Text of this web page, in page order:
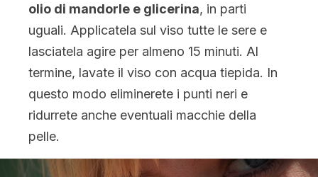
olio di mandorle e glicerina, in parti
uguali. Applicatela sul viso tutte le sere e
lasciatela agire per almeno 15 minuti. Al
termine, lavate il viso con acqua tiepida. In
questo modo eliminerete i punti neri e
ridurrete anche eventuali macchie della
pelle.